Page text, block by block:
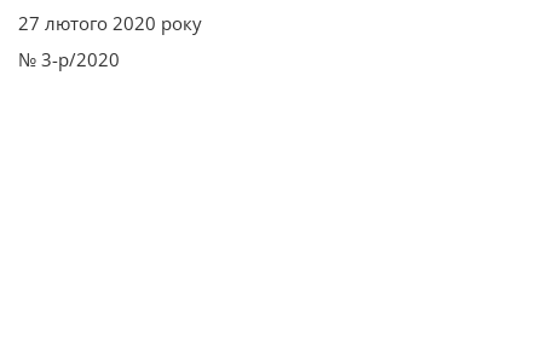
27 лютого 2020 року
№ 3-р/2020